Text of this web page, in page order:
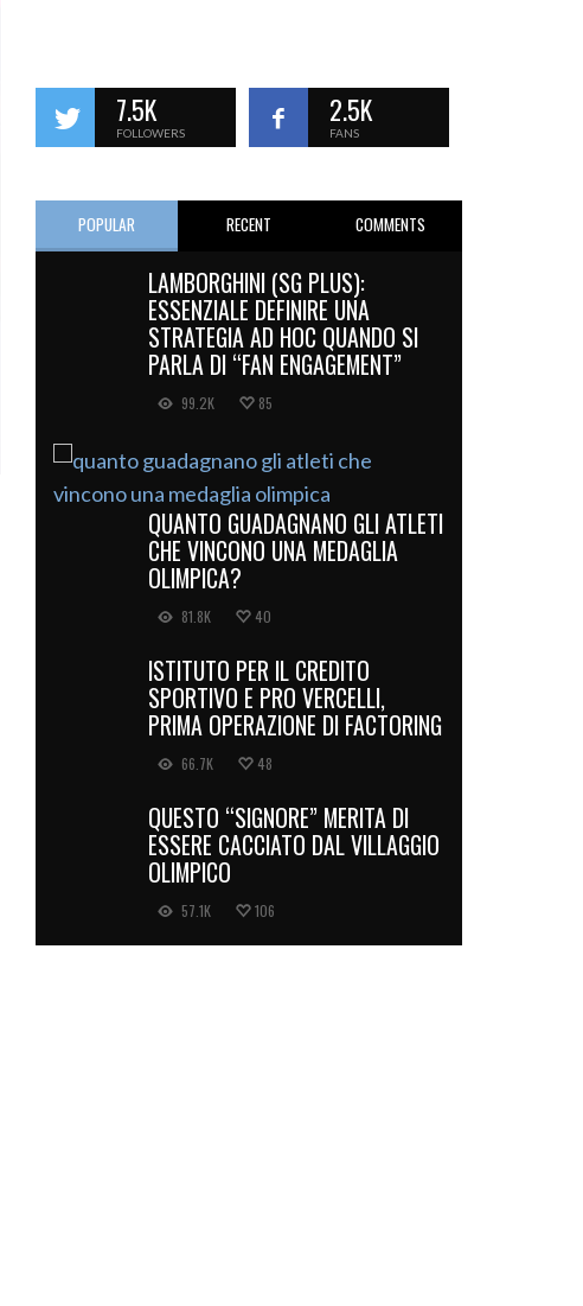
7.5K
FOLLOWERS
2.5K
FANS
POPULAR RECENT COMMENTS
LAMBORGHINI (SG PLUS):
ESSENZIALE DEFINIRE UNA
STRATEGIA AD HOC QUANDO SI
PARLA DI “FAN ENGAGEMENT”
99.2K 85
QUANTO GUADAGNANO GLI ATLETI
CHE VINCONO UNA MEDAGLIA
OLIMPICA?
81.8K 40
ISTITUTO PER IL CREDITO
SPORTIVO E PRO VERCELLI,
PRIMA OPERAZIONE DI FACTORING
66.7K 48
QUESTO “SIGNORE” MERITA DI
ESSERE CACCIATO DAL VILLAGGIO
OLIMPICO
57.1K 106